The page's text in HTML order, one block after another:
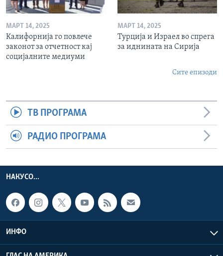
МАРТ 14, 2025
Калифорнија го повлече
законот за отчетност кај
социјалните медиуми
МАРТ 14, 2025
Турција и Израел во спрега
за иднината на Сирија
Сите епизоди
ТВ ПРОГРАМА
РАДИО ПРОГРАМА
НАКУСО...
ИНФО